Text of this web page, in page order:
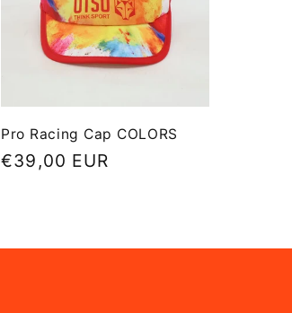
Pro Racing Cap COLORS
Precio
€39,00 EUR